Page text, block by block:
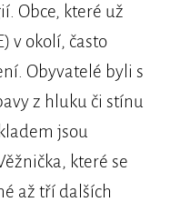
Obce, které už
v okolí, často
Obyvatelé byli s
z hluku či stínu
jsou
které se
až tří dalších